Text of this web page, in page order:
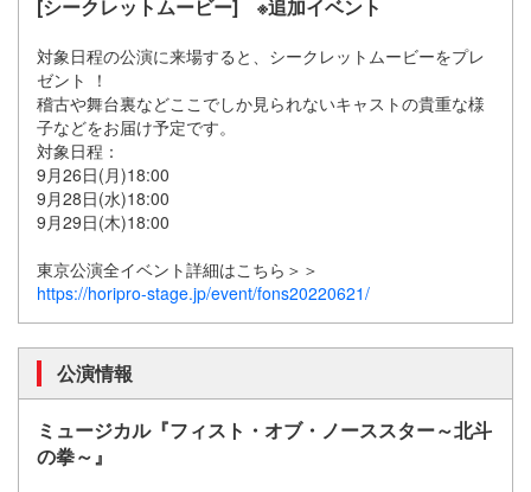
[シークレットムービー] ※追加イベント
対象日程の公演に来場すると、シークレットムービーをプレ
ゼント ！
稽古や舞台裏などここでしか見られないキャストの貴重な様
子などをお届け予定です。
対象日程：
9月26日(月)18:00
9月28日(水)18:00
9月29日(木)18:00
東京公演全イベント詳細はこちら＞＞
https://horipro-stage.jp/event/fons20220621/
公演情報
ミュージカル『フィスト・オブ・ノーススター～北斗
の拳～』